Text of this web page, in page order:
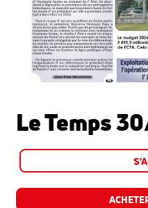
Le Temps